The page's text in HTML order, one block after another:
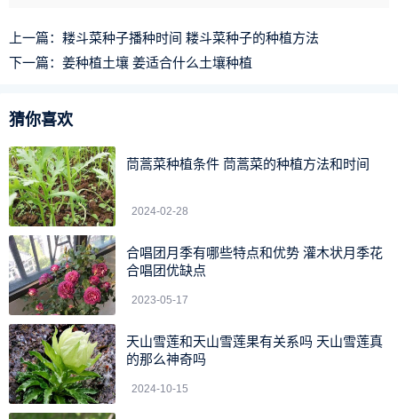
枸杞晒太阳
枸杞的生长是离不开阳光的，喜欢强日照的生长环境，要
求每天至少有6-8个小时的光照时间，如果缺乏光照的话，有
可能会导致植株出现叶薄、色浅、花果少的现象。
枸杞是可以晒太阳的，只有接受充足的光照才能正常进行
光合作用，积累更多的养分，但是也不能让它们被强烈的光
照暴晒。
上一篇： 耧斗菜种子播种时间 耧斗菜种子的种植方法
下一篇： 姜种植土壤 姜适合什么土壤种植
猜你喜欢
茼蒿菜种植条件 茼蒿菜的种植方法和时间
2024-02-28
合唱团月季有哪些特点和优势 灌木状月季花
合唱团优缺点
2023-05-17
天山雪莲和天山雪莲果有关系吗 天山雪莲真
的那么神奇吗
2024-10-15